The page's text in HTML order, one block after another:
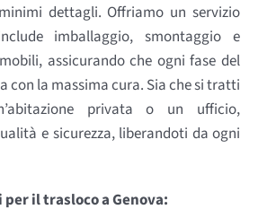
dettagli. Offriamo un servizio
imballaggio, smontaggio e
assicurando che ogni fase del
con la massima cura. Sia che si tratti
privata o un ufficio,
e sicurezza, liberandoti da ogni
il trasloco a Genova: